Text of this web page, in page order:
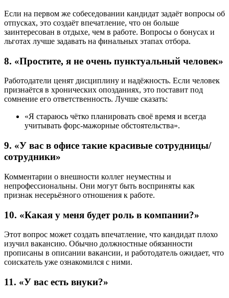
Если на первом же собеседовании кандидат задаёт вопросы об
отпусках, это создаёт впечатление, что он больше
заинтересован в отдыхе, чем в работе. Вопросы о бонусах и
льготах лучше задавать на финальных этапах отбора.
8. «Простите, я не очень пунктуальный человек»
Работодатели ценят дисциплину и надёжность. Если человек
признаётся в хронических опозданиях, это поставит под
сомнение его ответственность. Лучше сказать:
«Я стараюсь чётко планировать своё время и всегда
учитывать форс-мажорные обстоятельства».
9. «У вас в офисе такие красивые сотрудницы/
сотрудники»
Комментарии о внешности коллег неуместны и
непрофессиональны. Они могут быть восприняты как
признак несерьёзного отношения к работе.
10. «Какая у меня будет роль в компании?»
Этот вопрос может создать впечатление, что кандидат плохо
изучил вакансию. Обычно должностные обязанности
прописаны в описании вакансии, и работодатель ожидает, что
соискатель уже ознакомился с ними.
11. «У вас есть внуки?»